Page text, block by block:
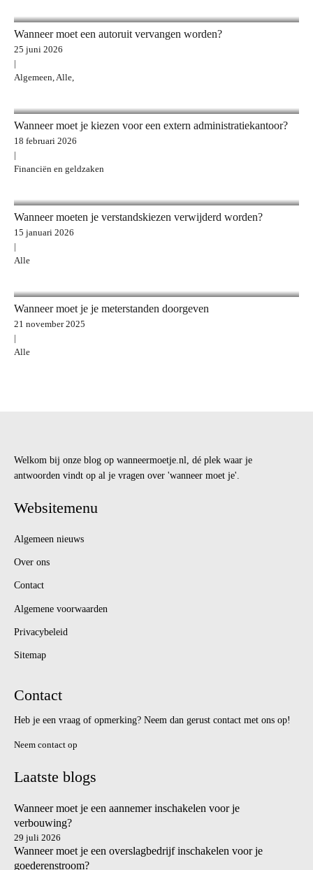
Wanneer moet een autoruit vervangen worden?
25 juni 2026
|
Algemeen, Alle,
Wanneer moet je kiezen voor een extern administratiekantoor?
18 februari 2026
|
Financiën en geldzaken
Wanneer moeten je verstandskiezen verwijderd worden?
15 januari 2026
|
Alle
Wanneer moet je je meterstanden doorgeven
21 november 2025
|
Alle
Welkom bij onze blog op wanneermoetje.nl, dé plek waar je
antwoorden vindt op al je vragen over 'wanneer moet je'.
Websitemenu
Algemeen nieuws
Over ons
Contact
Algemene voorwaarden
Privacybeleid
Sitemap
Contact
Heb je een vraag of opmerking? Neem dan gerust contact met ons op!
Neem contact op
Laatste blogs
Wanneer moet je een aannemer inschakelen voor je
verbouwing?
29 juli 2026
Wanneer moet je een overslagbedrijf inschakelen voor je
goederenstroom?